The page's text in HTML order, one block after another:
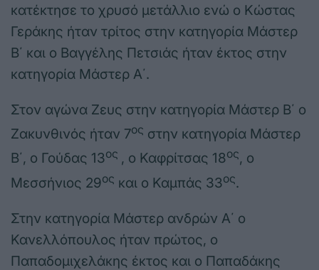
κατέκτησε το χρυσό μετάλλιο ενώ ο Κώστας
Γεράκης ήταν τρίτος στην κατηγορία Μάστερ
Β΄ και ο Βαγγέλης Πετσιάς ήταν έκτος στην
κατηγορία Μάστερ Α΄.
Στον αγώνα Ζευς στην κατηγορία Μάστερ Β΄ ο
Ζακυνθινός ήταν 7ος στην κατηγορία Μάστερ
Β΄, ο Γούδας 13ος , ο Καφρίτσας 18ος, ο
Μεσσήνιος 29ος και ο Καμπάς 33ος.
Στην κατηγορία Μάστερ ανδρών Α΄ ο
Κανελλόπουλος ήταν πρώτος, ο
Παπαδομιχελάκης έκτος και ο Παπαδάκης